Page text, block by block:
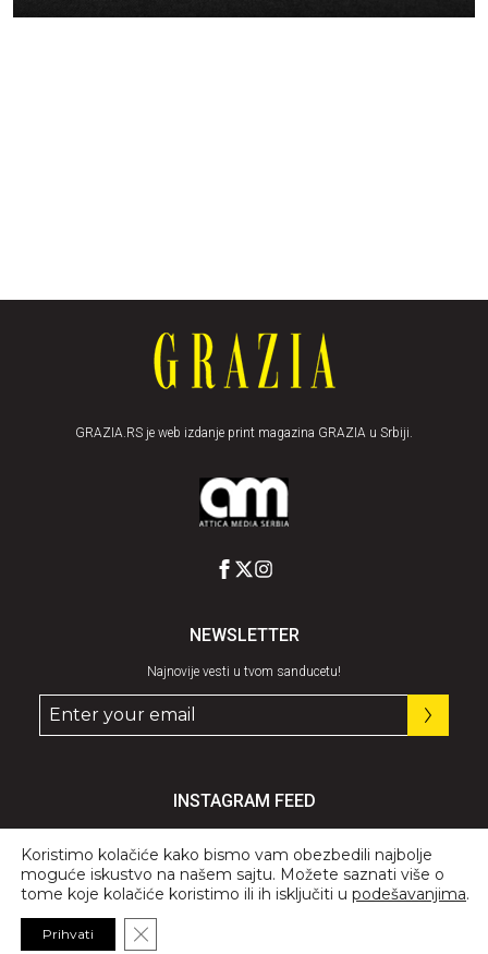
GRAZIA.RS je web izdanje print magazina GRAZIA u Srbiji.
NEWSLETTER
Najnovije vesti u tvom sanducetu!
INSTAGRAM FEED
© 2026 All Rights Reserved, GRAZIA.
Koristimo kolačiće kako bismo vam obezbedili najbolje
moguće iskustvo na našem sajtu. Možete saznati više o
tome koje kolačiće koristimo ili ih isključiti u podešavanjima.
Prihvati Close GDPR Cookie Banner